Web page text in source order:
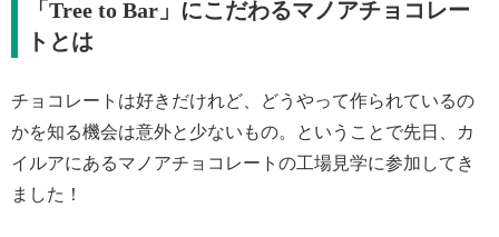
「Tree to Bar」にこだわるマノアチョコレー
トとは
チョコレートは好きだけれど、どうやって作られているの
かを知る機会は意外と少ないもの。ということで先日、カ
イルアにあるマノアチョコレートの工場見学に参加してき
ました！